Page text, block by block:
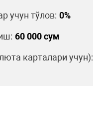
учун тўлов: 0%
60 000 сум
карталари учун):